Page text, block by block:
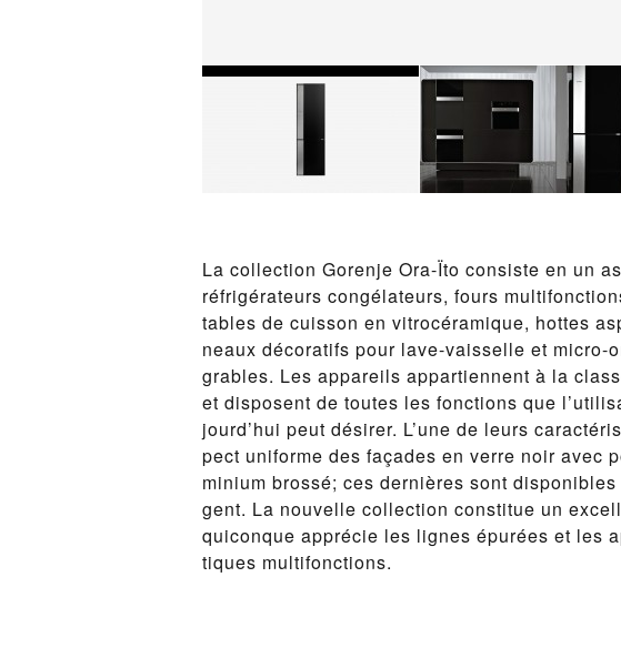
La col­lec­tion Goren­je Ora-Ïto con­siste en un
réfrigéra­teurs con­géla­teurs, fours
ta­bles de cuis­son en vit­rocéramique, hottes
neaux dé­co­rat­ifs pour lave-vais­selle et mi­cro-
grables. Les ap­pareils ap­par­tien­nent à la
et dis­posent de toutes les fonc­tions que
jourd’hui peut désir­er. L’une de leurs
pect uni­forme des façades en verre noir avec
mini­um brossé; ces dernières sont
gent. La nou­velle col­lec­tion con­stitue un
qui­conque ap­pré­cie les lignes épurées et les
tiques mul­ti­fonc­tions.